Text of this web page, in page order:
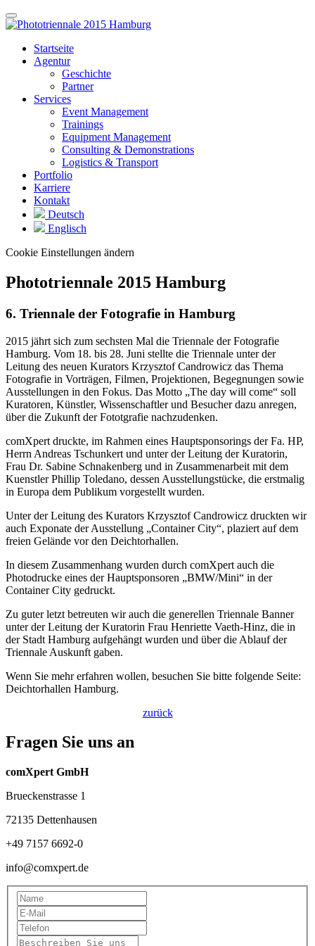
Startseite
Agentur
Geschichte
Partner
Services
Event Management
Trainings
Equipment Management
Consulting & Demonstrations
Logistics & Transport
Portfolio
Karriere
Kontakt
Deutsch
Englisch
Cookie Einstellungen ändern
Phototriennale 2015 Hamburg
6. Triennale der Fotografie in Hamburg
2015 jährt sich zum sechsten Mal die Triennale der Fotografie
Hamburg. Vom 18. bis 28. Juni stellte die Triennale unter der
Leitung des neuen Kurators Krzysztof Candrowicz das Thema
Fotografie in Vorträgen, Filmen, Projektionen, Begegnungen sowie
Ausstellungen in den Fokus. Das Motto „The day will come“ soll
Kuratoren, Künstler, Wissenschaftler und Besucher dazu anregen,
über die Zukunft der Fototgrafie nachzudenken.
comXpert druckte, im Rahmen eines Hauptsponsorings der Fa. HP,
Herrn Andreas Tschunkert und unter der Leitung der Kuratorin,
Frau Dr. Sabine Schnakenberg und in Zusammenarbeit mit dem
Kuenstler Phillip Toledano, dessen Ausstellungstücke, die erstmalig
in Europa dem Publikum vorgestellt wurden.
Unter der Leitung des Kurators Krzysztof Candrowicz druckten wir
auch Exponate der Ausstellung „Container City“, plaziert auf dem
freien Gelände vor den Deichtorhallen.
In diesem Zusammenhang wurden durch comXpert auch die
Photodrucke eines der Hauptsponsoren „BMW/Mini“ in der
Container City gedruckt.
Zu guter letzt betreuten wir auch die generellen Triennale Banner
unter der Leitung der Kuratorin Frau Henriette Vaeth-Hinz, die in
der Stadt Hamburg aufgehängt wurden und über die Ablauf der
Triennale Auskunft gaben.
Wenn Sie mehr erfahren wollen, besuchen Sie bitte folgende Seite:
Deichtorhallen Hamburg.
zurück
Fragen Sie uns an
comXpert GmbH
Brueckenstrasse 1
72135 Dettenhausen
+49 7157 6692-0
info@comxpert.de